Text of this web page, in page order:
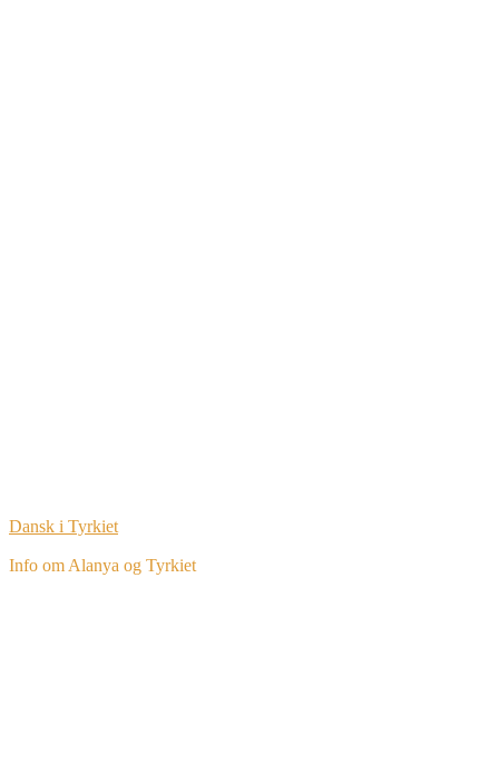
Dansk i Tyrkiet
Info om Alanya og Tyrkiet